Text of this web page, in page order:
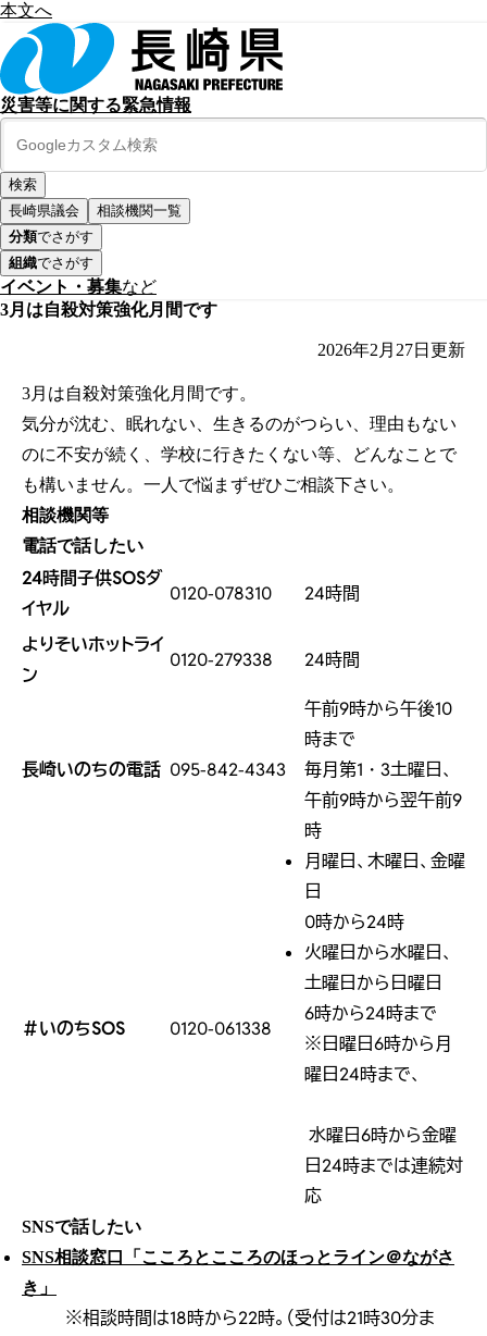
本文へ
災害等に関する緊急情報
長崎県議会
相談機関一覧
分類でさがす
組織でさがす
イベント・募集など
3月は自殺対策強化月間です
2026年2月27日 更新
3月は自殺対策強化月間です。
気分が沈む、眠れない、生きるのがつらい、理由もない
のに不安が続く、学校に行きたくない等、どんなことで
も構いません。一人で悩まずぜひご相談下さい。
相談機関等
電話で話したい
24時間子供SOSダ
イヤル
0120-078310 24時間
よりそいホットライ
ン
0120-279338 24時間
長崎いのちの電話 095-842-4343
午前9時から午後10
時まで
毎月第1・3土曜日、
午前9時から翌午前9
時
＃いのちSOS 0120‐061338
月曜日、木曜日、金曜
日
0時から24時
火曜日から水曜日、
土曜日から日曜日
6時から24時まで
※日曜日6時から月
曜日24時まで、
水曜日6時から金曜
日24時までは連続対
応
SNSで話したい
SNS相談窓口「こころとこころのほっとライン＠ながさ
き」
※相談時間は18時から22時。（受付は21時30分ま